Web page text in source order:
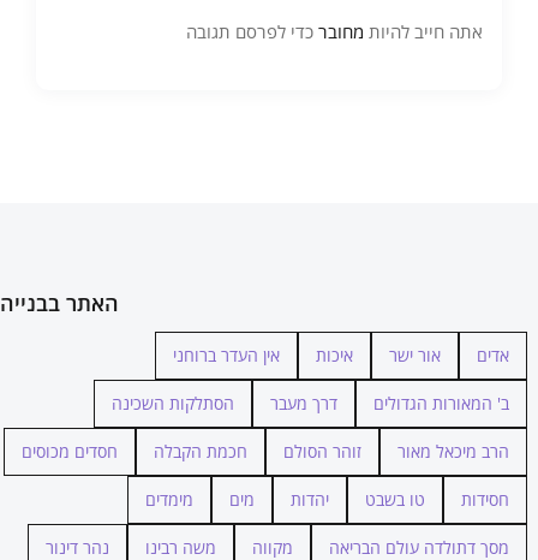
אתה חייב להיות מחובר כדי לפרסם תגובה
האתר בבנייה
אדים אור ישר איכות אין העדר ברוחני
ב' המאורות הגדולים דרך מעבר הסתלקות השכינה
הרב מיכאל מאור זוהר הסולם חכמת הקבלה חסדים מכוסים
חסידות טו בשבט יהדות מים מימדים
מסך דתולדה עולם הבריאה מקווה משה רבינו נהר דינור